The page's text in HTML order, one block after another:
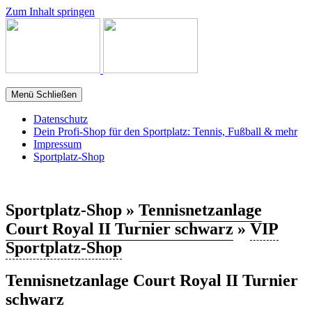
Zum Inhalt springen
Menü Schließen
Datenschutz
Dein Profi-Shop für den Sportplatz: Tennis, Fußball & mehr
Impressum
Sportplatz-Shop
Sportplatz-Shop » Tennisnetzanlage
Court Royal II Turnier schwarz » VIP
Sportplatz-Shop
Tennisnetzanlage Court Royal II Turnier
schwarz